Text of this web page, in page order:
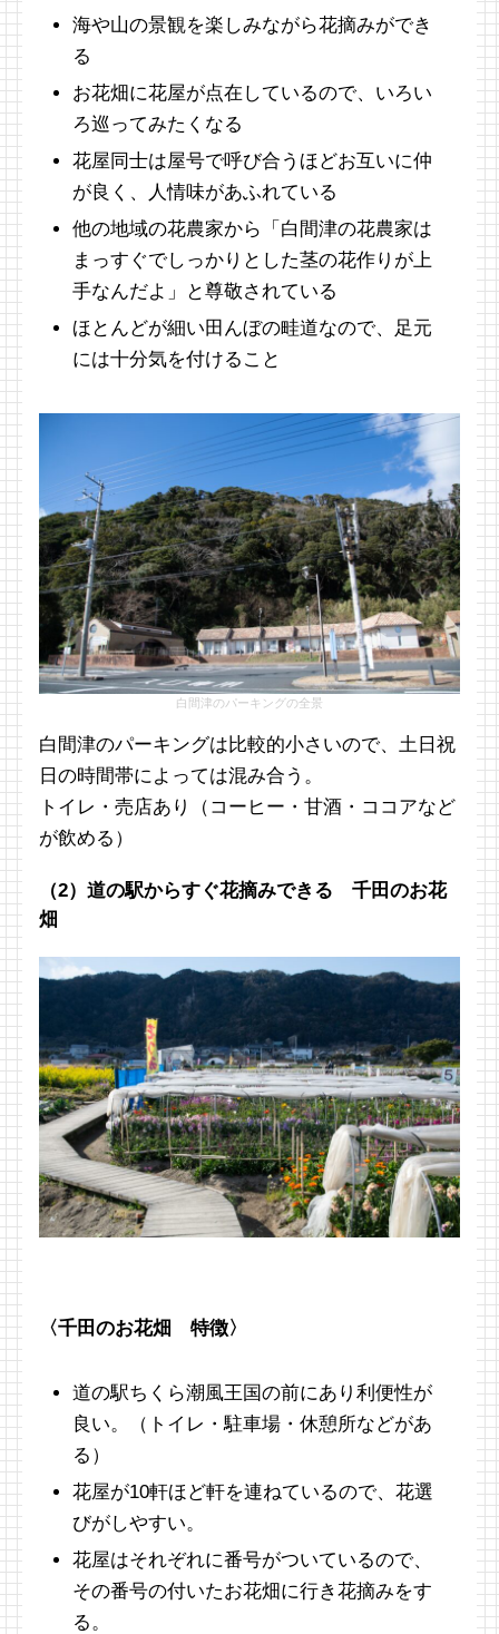
海や山の景観を楽しみながら花摘みができ
る
お花畑に花屋が点在しているので、いろい
ろ巡ってみたくなる
花屋同士は屋号で呼び合うほどお互いに仲
が良く、人情味があふれている
他の地域の花農家から「白間津の花農家は
まっすぐでしっかりとした茎の花作りが上
手なんだよ」と尊敬されている
ほとんどが細い田んぼの畦道なので、足元
には十分気を付けること
白間津のパーキングの全景
白間津のパーキングは比較的小さいので、土日祝
日の時間帯によっては混み合う。
トイレ・売店あり（コーヒー・甘酒・ココアなど
が飲める）
（2）道の駅からすぐ花摘みできる 千田のお花
畑
〈千田のお花畑 特徴〉
道の駅ちくら潮風王国の前にあり利便性が
良い。（トイレ・駐車場・休憩所などがあ
る）
花屋が10軒ほど軒を連ねているので、花選
びがしやすい。
花屋はそれぞれに番号がついているので、
その番号の付いたお花畑に行き花摘みをす
る。